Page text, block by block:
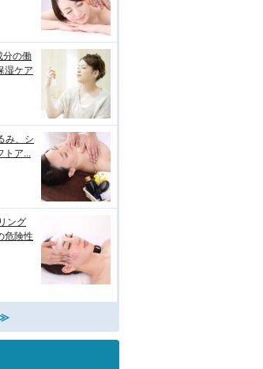
の働
湿ケア
み、シ
トア...
ング
危険性
≫